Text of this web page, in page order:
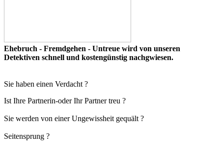
Ehebruch - Fremdgehen - Untreue wird von unseren
Detektiven schnell und kostengünstig nachgwiesen.
Sie haben einen Verdacht ?
Ist Ihre Partnerin-oder Ihr Partner treu ?
Sie werden von einer Ungewissheit gequält ?
Seitensprung ?